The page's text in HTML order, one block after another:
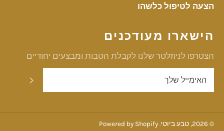
הצעה לטיפול כלשהו
הישארו מעודכנים
הצטרפו לניוזלטר שלנו לקבלת הטבות ומבצעים יחודיים
© 2026, טבע ביוטי. Powered by Shopify